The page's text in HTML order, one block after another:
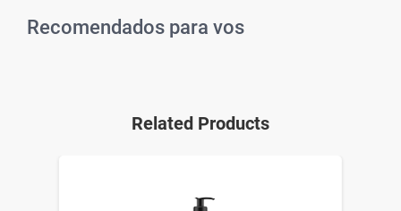
Recomendados para vos
Related Products